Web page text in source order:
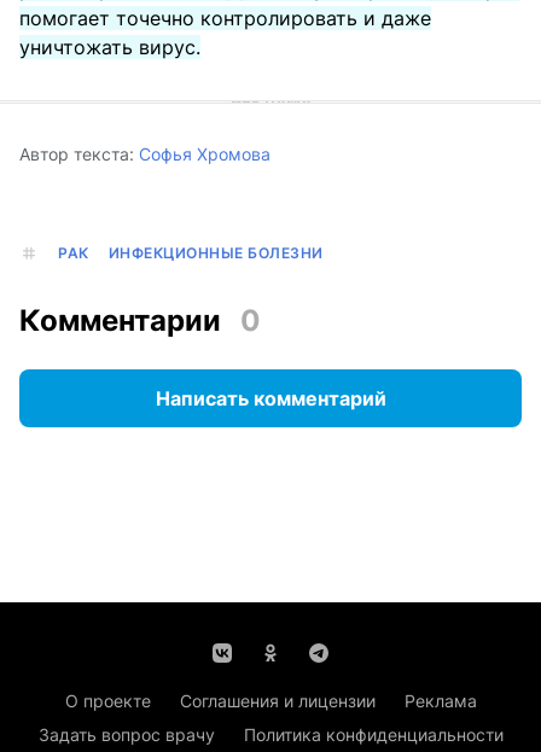
помогает точечно контролировать и даже
уничтожать вирус.
Автор текста: Софья Хромова
РАК ИНФЕКЦИОННЫЕ БОЛЕЗНИ
Комментарии 0
Написать комментарий
О проекте Соглашения и лицензии
Реклама
Задать вопрос врачу
Политика конфиденциальности